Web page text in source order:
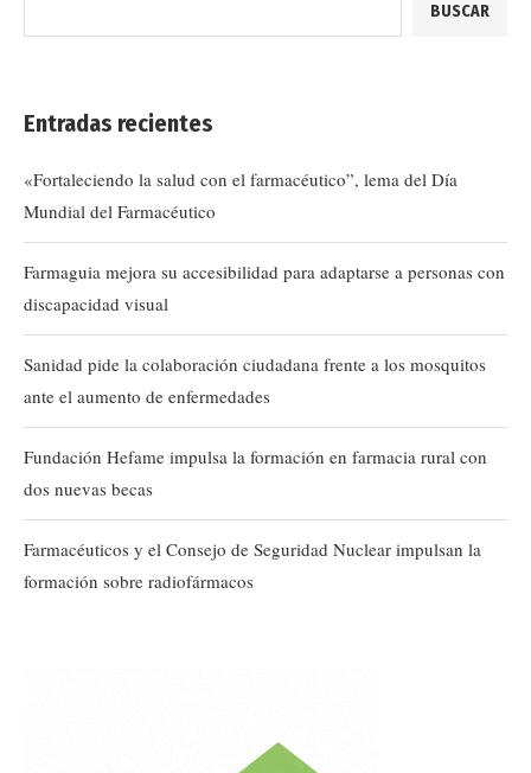
BUSCAR
Entradas recientes
«Fortaleciendo la salud con el farmacéutico”, lema del Día
Mundial del Farmacéutico
Farmaguia mejora su accesibilidad para adaptarse a personas con
discapacidad visual
Sanidad pide la colaboración ciudadana frente a los mosquitos
ante el aumento de enfermedades
Fundación Hefame impulsa la formación en farmacia rural con
dos nuevas becas
Farmacéuticos y el Consejo de Seguridad Nuclear impulsan la
formación sobre radiofármacos